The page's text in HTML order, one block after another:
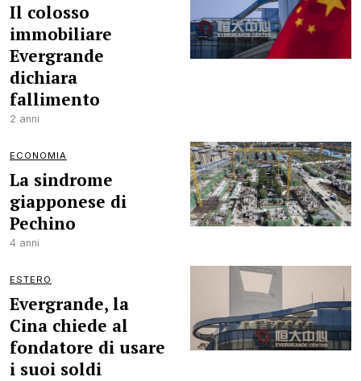
Il colosso
immobiliare
Evergrande
dichiara
fallimento
2 anni
ECONOMIA
La sindrome
giapponese di
Pechino
4 anni
ESTERO
Evergrande, la
Cina chiede al
fondatore di usare
i suoi soldi